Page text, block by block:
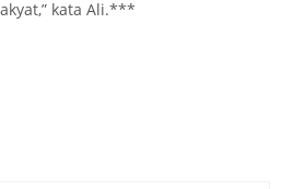
kata Ali.***